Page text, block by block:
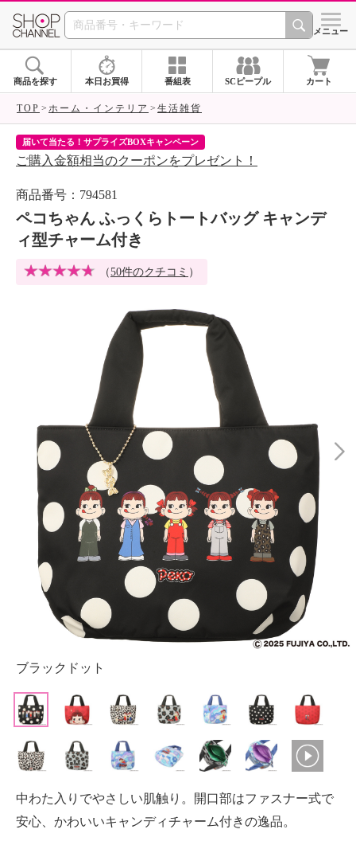
SHOP CHANNEL シメニュー
商品を探す 本日お買得 番組表 SCピープル カート
TOP ホーム・インテリア 生活雑貨
届いて当たる！サプライズBOXキャンペーン
ご購入金額相当のクーポンをプレゼント！
商品番号：794581
ペコちゃん ふっくらトートバッグ キャンデ
ィ型チャーム付き
（50件のクチコミ ）
ブラックドット
中わた入りでやさしい肌触り。開口部はファスナー式で
安心、かわいいキャンディチャーム付きの逸品。